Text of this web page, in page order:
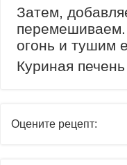
Затем,
огонь и тушим
Куриная
Оцените рецепт: